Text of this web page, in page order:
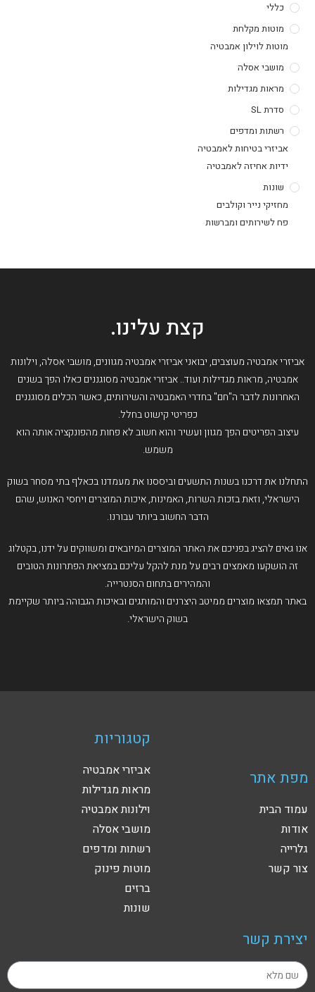
כללי
מוטות מקלחת
מוטות לוילון אמבטיה
מושבי אסלה
מראות מגדילות
סדרת SL
רשתות ומדפים
אביזרי בטיחות לאמבטיה
ידיות אחיזה לאמבטיה
שונות
מחזיקי נייר וקולבים
פח לשירותים ומברשות
קצת עלינו.
אביזרי אמבטיה מעוצבים, יבואני אביזרי אמבטיה מגוונים, מושבי אסלה, וילונות
אמבטיה, מראות מגדילות ועוד.. אביזרי אמבטיה מסוגננים כאלו הפך בשנים
האחרונות לדבר ה"חם" בחדרי האמבטיה והשירותים, כאשר הכלים מסוגננים
כפריטי קישוט בחלל.
עיצוב הפריטים הפך מגוון ועשיר והוא חשוב לא פחות מהפונקציה אותה הוא
משמש.
התחלנו את דרכנו בשנות התשעים וביססנו את מעמדנו בכאלף בתי מסחר בשוק
הישראלי, וזאת בזכות השרות, האמינות, איכות המוצרים ויחסי האנוש, שהם
הדבר החשוב ביותר עבורנו.
אנו גאים להציג בפניכם את האתר המוצרים המיובאים ומשווקים על ידנו, בקטלוג
זה הושקעו מאמצים רבים על מנת להקל עליכם במציאת הפתרונות הטובים
והמהירים בתחום הסנטרייה.
באתר תמצאו מוצרים ממיטב היצרנים והמותגים ובאיכות הגבוהה ביותר שקיימת
בשוק הישראלי.
מפת אתר
עמוד הבית
אודות
גלרייה
צור קשר
קטגוריות
אביזרי אמבטיה
מראות מגדילות
וילונות אמבטיה
מושבי אסלה
רשתות ומדפים
מוטות פינוק
ברזים
שונות
יצירת קשר